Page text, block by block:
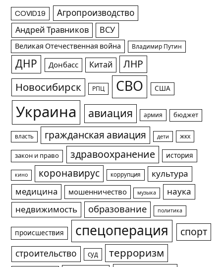
COVID19 Агропроизводство
Андрей Травников ВСУ
Великая Отечественная война Владимир Путин
ДНР Донбасс Китай ЛНР
Новосибирск РПЦ СВО США
Украина авиация армия бюджет
власть гражданская авиация дети жкх
закон и право здравоохранение история
кино коронавирус коррупция
культура
медицина
мошенничество музыка
наука
недвижимость
образование политика
происшествия спецоперация спорт
строительство суд терроризм